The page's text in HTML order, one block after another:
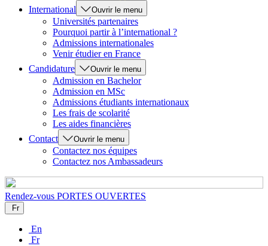
International
Ouvrir le menu
Universités partenaires
Pourquoi partir à l’international ?
Admissions internationales
Venir étudier en France
Candidature
Ouvrir le menu
Admission en Bachelor
Admission en MSc
Admissions étudiants internationaux
Les frais de scolarité
Les aides financières
Contact
Ouvrir le menu
Contactez nos équipes
Contactez nos Ambassadeurs
Rendez-vous PORTES OUVERTES
Fr
En
Fr